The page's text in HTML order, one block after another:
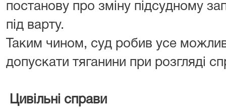
постанову про зміну підсудному
під варту.
Таким чином, суд робив усе
допускати тяганини при розгляді
Цивільні справи